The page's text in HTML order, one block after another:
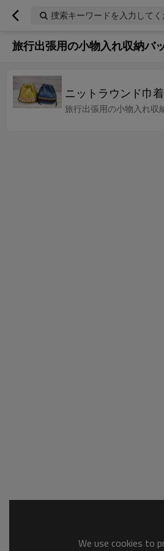
捜索キーワードを入力して
旅行出張用の小物入れ収納バ
ニットラウンド巾
旅行出張用の小物入れ
We use cookies to